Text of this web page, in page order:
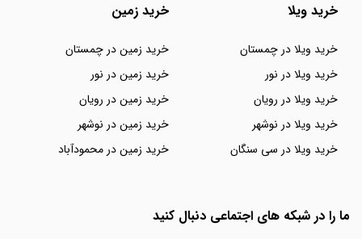
خرید ویلا
خرید ویلا در چمستان
خرید ویلا در نور
خرید ویلا در رویان
خرید ویلا در نوشهر
خرید ویلا در سی سنگان
خرید زمین
خرید زمین در چمستان
خرید زمین در نور
خرید زمین در رویان
خرید زمین در نوشهر
خرید زمین در محمودآباد
ما را در شبکه های اجتماعی دنبال کنید